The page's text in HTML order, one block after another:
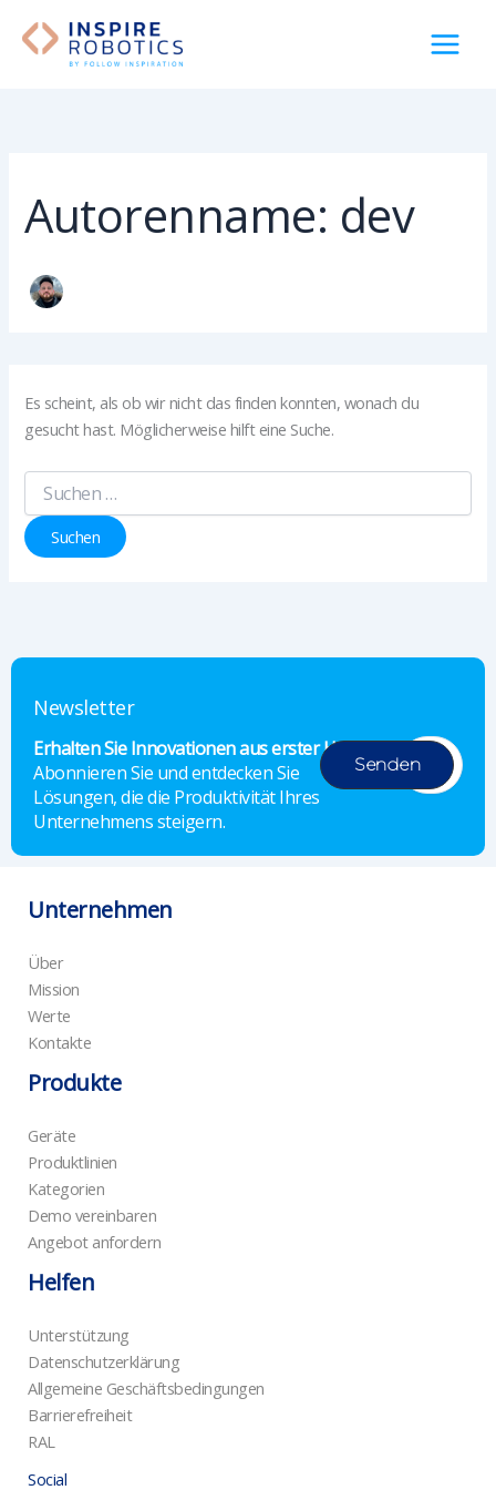
Inhalt
Autorenname: dev
Es scheint, als ob wir nicht das finden konnten, wonach du
gesucht hast. Möglicherweise hilft eine Suche.
Suchen
nach:
Newsletter
Erhalten Sie Innovationen aus erster Hand.
Abonnieren Sie und entdecken Sie
Lösungen, die die Produktivität Ihres
Unternehmens steigern.
Unternehmen
Über
Mission
Werte
Kontakte
Produkte
Geräte
Produktlinien
Kategorien
Demo vereinbaren
Angebot anfordern
Helfen
Unterstützung
Datenschutzerklärung
Allgemeine Geschäftsbedingungen
Barrierefreiheit
RAL
Social